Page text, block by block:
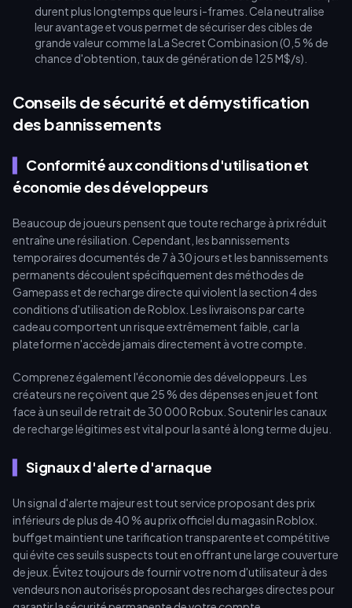
durent plus longtemps que leurs i-frames. Cela neutralise
leur avantage et vous permet de sécuriser des cibles de
grande valeur comme la La Secret Combinasion (0,5 % de
chance d'obtention, taux de génération de 125 M$/s).
Conseils de sécurité et démystification
des bannissements
Conformité aux conditions d'utilisation et
économie des développeurs
Beaucoup de joueurs pensent que toute recharge à prix réduit
entraîne une résiliation. Cependant, les bannissements
temporaires documentés de 7 à 30 jours et les bannissements
permanents découlent spécifiquement des méthodes de
Gamepass et de recharge directe qui violent la section 4 des
conditions d'utilisation de Roblox. Les livraisons par carte
cadeau comportent un risque extrêmement faible, car la
plateforme n'accède jamais directement à votre compte.
Comprenez également l'économie des développeurs. Les
créateurs ne reçoivent que 25 % des dépenses en jeu et font
face à un seuil de retrait de 30 000 Robux. Soutenir les canaux
de recharge légitimes est vital pour la santé à long terme du jeu.
Signaux d'alerte d'arnaque
Un signal d'alerte majeur est tout service proposant des prix
inférieurs de plus de 40 % au prix officiel du magasin Roblox.
buffget maintient une tarification transparente et compétitive
qui évite ces seuils suspects tout en offrant une large couverture
de jeux. Évitez toujours de fournir votre nom d'utilisateur à des
vendeurs non autorisés proposant des recharges directes pour